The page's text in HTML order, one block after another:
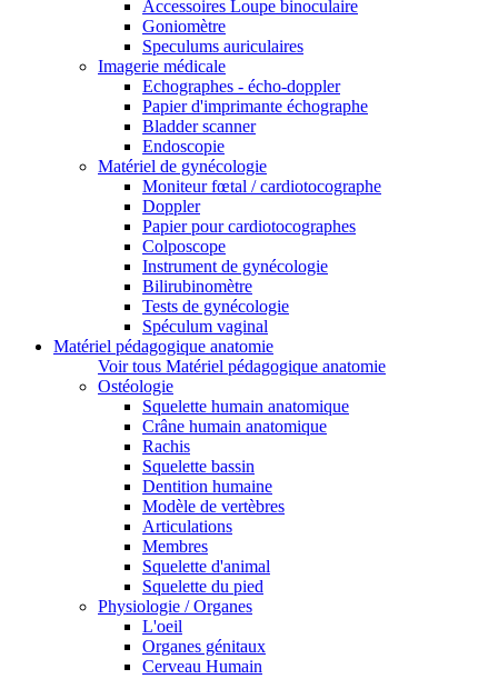
Accessoires Loupe binoculaire
Goniomètre
Speculums auriculaires
Imagerie médicale
Echographes - écho-doppler
Papier d'imprimante échographe
Bladder scanner
Endoscopie
Matériel de gynécologie
Moniteur fœtal / cardiotocographe
Doppler
Papier pour cardiotocographes
Colposcope
Instrument de gynécologie
Bilirubinomètre
Tests de gynécologie
Spéculum vaginal
Matériel pédagogique anatomie
Voir tous Matériel pédagogique anatomie
Ostéologie
Squelette humain anatomique
Crâne humain anatomique
Rachis
Squelette bassin
Dentition humaine
Modèle de vertèbres
Articulations
Membres
Squelette d'animal
Squelette du pied
Physiologie / Organes
L'oeil
Organes génitaux
Cerveau Humain